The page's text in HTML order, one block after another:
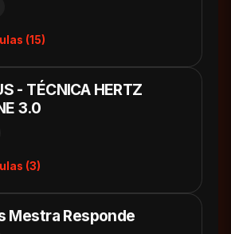
(15)
- TÉCNICA HERTZ
3.0
(3)
Mestra Responde